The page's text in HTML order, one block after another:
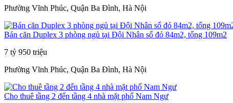
Phường Vĩnh Phúc, Quận Ba Đình, Hà Nội
Bán căn Duplex 3 phòng ngủ tại Đội Nhân sổ đỏ 84m2, tổng 109m2
7 tỷ 950 triệu
Phường Vĩnh Phúc, Quận Ba Đình, Hà Nội
Cho thuê tầng 2 đến tầng 4 nhà mặt phố Nam Ngư